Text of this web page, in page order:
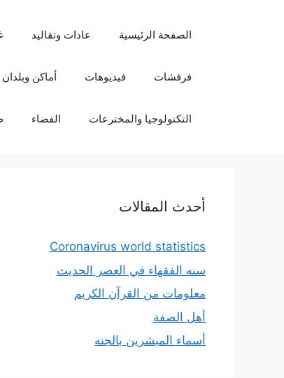
الصفحة الرئيسية عادات وتقاليد
فرفشات فيديوهات أماكن وبلدان
التكنولوجيا والمخترعات الفضاء
أحدث المقالات
Coronavirus world statistics
سنه الفقهاء في العصر الحديث
معلومات من القرآن الكريم
أهل الصفة
أسماء المبشرين بالجنه